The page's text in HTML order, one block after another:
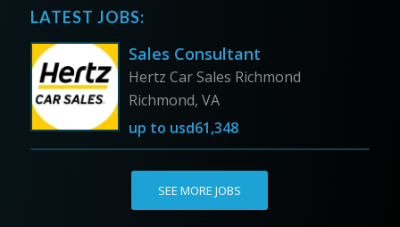
LATEST JOBS:
Sales Consultant
Hertz Car Sales Richmond
Richmond, VA
up to usd61,348
SEE MORE JOBS